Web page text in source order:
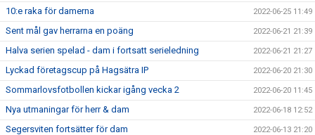
10:e raka för damerna 2022-06-25 11:49
Sent mål gav herrarna en poäng 2022-06-21 21:39
Halva serien spelad - dam i fortsatt serieledning 2022-06-21 21:27
Lyckad företagscup på Hagsätra IP 2022-06-20 21:30
Sommarlovsfotbollen kickar igång vecka 2 2022-06-20 11:45
Nya utmaningar för herr & dam 2022-06-18 12:52
Segersviten fortsätter för dam 2022-06-13 21:20